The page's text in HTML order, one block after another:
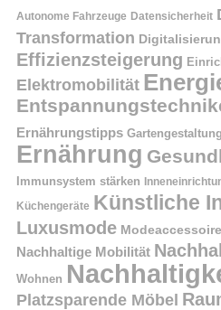
Autonome Fahrzeuge Datensicherheit
Transformation
Effizienzsteigerung
Elektromobilität
Ernährungstipps Gartengestaltung
Ernährung
Immunsystem stärken
Küchengeräte Künstliche
Luxusmode
Nachhaltige Mobilität
Wohnen
Platzsparende Möbel